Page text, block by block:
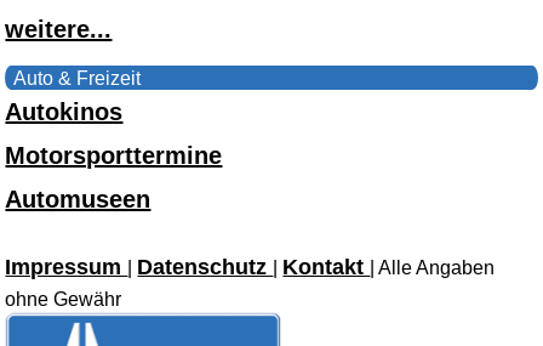
weitere...
Auto & Freizeit
Autokinos
Motorsporttermine
Automuseen
Impressum Datenschutz Kontakt
| Alle Angaben
ohne Gewähr